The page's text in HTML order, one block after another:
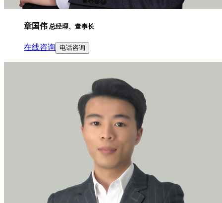
章国伟 总经理、董事长
在线咨询 电话咨询